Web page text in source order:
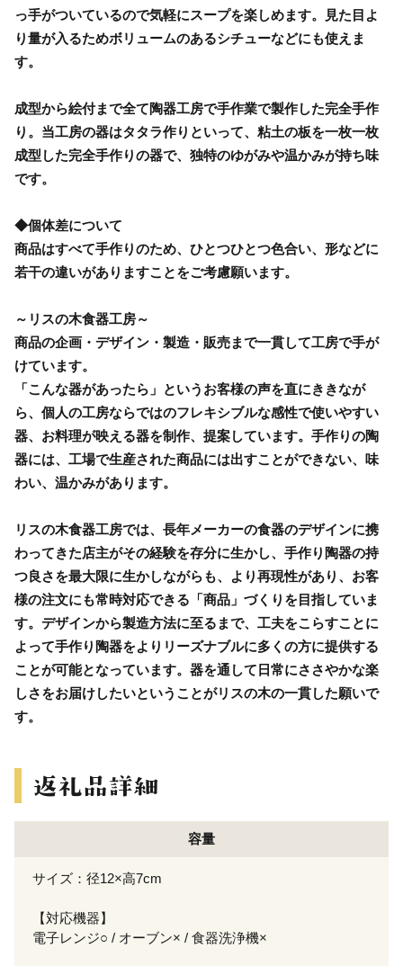
っ手がついているので気軽にスープを楽しめます。見た目よ
り量が入るためボリュームのあるシチューなどにも使えま
す。
成型から絵付まで全て陶器工房で手作業で製作した完全手作
り。当工房の器はタタラ作りといって、粘土の板を一枚一枚
成型した完全手作りの器で、独特のゆがみや温かみが持ち味
です。
◆個体差について
商品はすべて手作りのため、ひとつひとつ色合い、形などに
若干の違いがありますことをご考慮願います。
～リスの木食器工房～
商品の企画・デザイン・製造・販売まで一貫して工房で手が
けています。
「こんな器があったら」というお客様の声を直にききなが
ら、個人の工房ならではのフレキシブルな感性で使いやすい
器、お料理が映える器を制作、提案しています。手作りの陶
器には、工場で生産された商品には出すことができない、味
わい、温かみがあります。
リスの木食器工房では、長年メーカーの食器のデザインに携
わってきた店主がその経験を存分に生かし、手作り陶器の持
つ良さを最大限に生かしながらも、より再現性があり、お客
様の注文にも常時対応できる「商品」づくりを目指していま
す。デザインから製造方法に至るまで、工夫をこらすことに
よって手作り陶器をよりリーズナブルに多くの方に提供する
ことが可能となっています。器を通して日常にささやかな楽
しさをお届けしたいということがリスの木の一貫した願いで
す。
容量
サイズ：径12×高7cm
【対応機器】
電子レンジ○ / オーブン× / 食器洗浄機×